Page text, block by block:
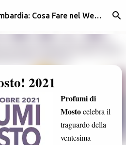
contenuti principali Eventi e Sagre Lombardia: Cosa Fare nel Weekend | Weekendidea
2021
Profumi di
Mostocelebra il
traguardo della
ventesima